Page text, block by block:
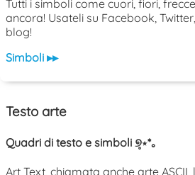
Tutti i simboli come cuori, fiori,
ancora! Usateli su Facebook,
blog!
Simboli ▸▸
Testo arte
Quadri di testo e simboli ୭̥⋆*｡
Art Text, chiamata anche arte